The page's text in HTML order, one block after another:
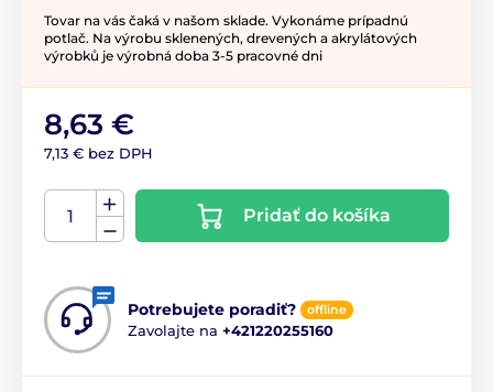
Tovar na vás čaká v našom sklade. Vykonáme prípadnú
potlač. Na výrobu sklenených, drevených a akrylátových
výrobků je výrobná doba 3-5 pracovné dni
8,63 €
7,13 € bez DPH
Pridať do košíka
Potrebujete poradiť? offline
Zavolajte na +421220255160